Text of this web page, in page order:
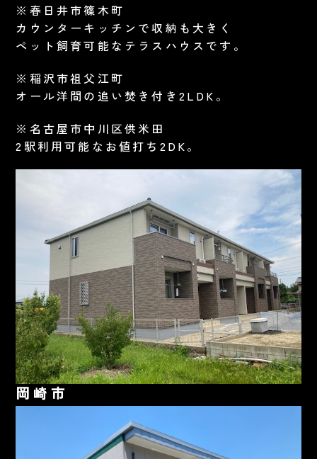
※春日井市篠木町
カウンターキッチンで収納も大きく
ペット飼育可能なテラスハウスです。
※稲沢市祖父江町
オール洋間の追い焚き付き2LDK。
※名古屋市中川区供米田
2駅利用可能なお値打ち2DK。
岡崎市